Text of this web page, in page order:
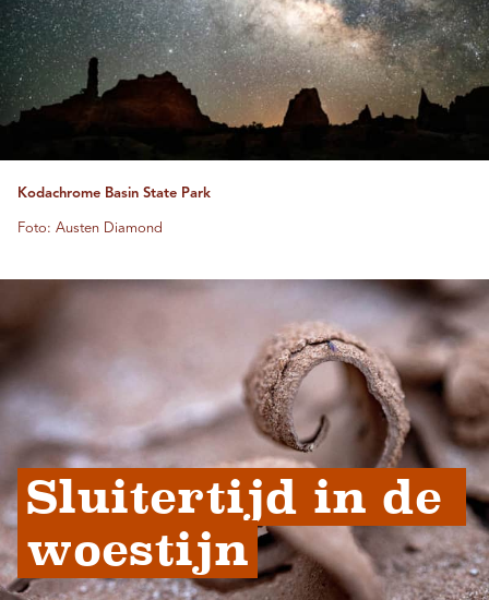
Kodachrome Basin State Park
Foto: Austen Diamond
Sluitertijd in de
woestijn